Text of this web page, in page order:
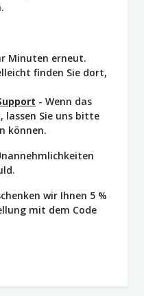
Minuten erneut.
finden Sie dort,
- Wenn das
lassen Sie uns bitte
können.
wir Ihnen 5 %
mit dem Code